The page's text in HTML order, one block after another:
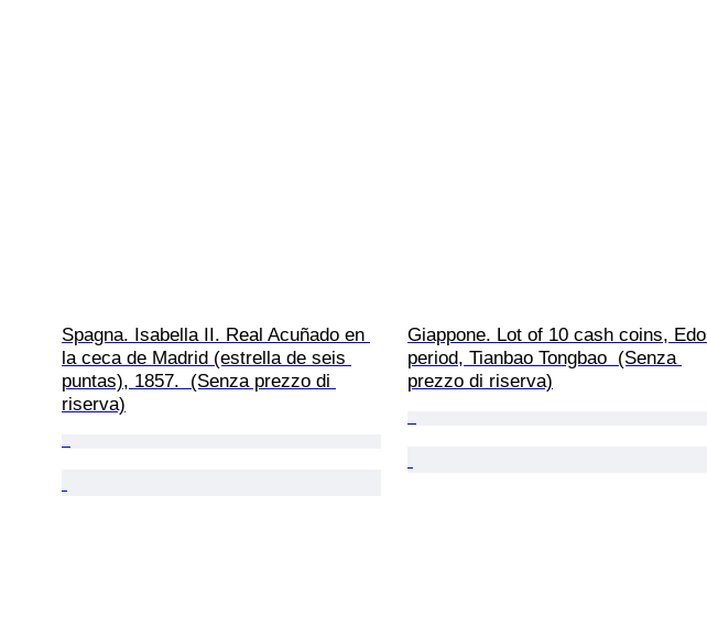
Spagna. Isabella II. Real Acuñado en
la ceca de Madrid (estrella de seis
puntas), 1857.  (Senza prezzo di
riserva)
Giappone. Lot of 10 cash coins, Edo
period, Tianbao Tongbao  (Senza
prezzo di riserva)